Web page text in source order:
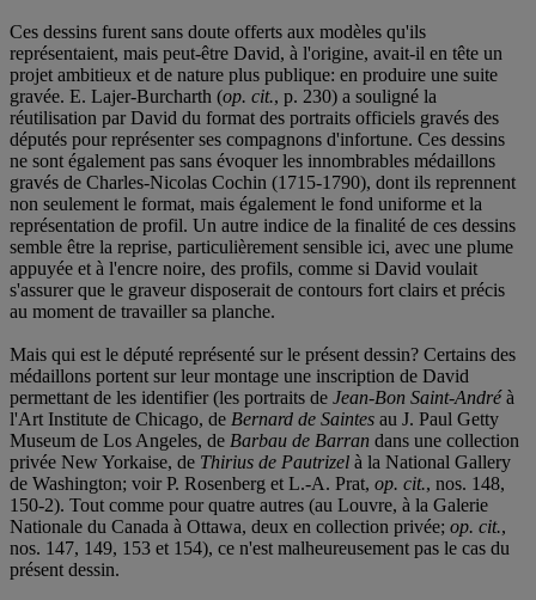
Ces dessins furent sans doute offerts aux modèles qu'ils
représentaient, mais peut-être David, à l'origine, avait-il en tête un
projet ambitieux et de nature plus publique: en produire une suite
gravée. E. Lajer-Burcharth (op. cit., p. 230) a souligné la
réutilisation par David du format des portraits officiels gravés des
députés pour représenter ses compagnons d'infortune. Ces dessins
ne sont également pas sans évoquer les innombrables médaillons
gravés de Charles-Nicolas Cochin (1715-1790), dont ils reprennent
non seulement le format, mais également le fond uniforme et la
représentation de profil. Un autre indice de la finalité de ces dessins
semble être la reprise, particulièrement sensible ici, avec une plume
appuyée et à l'encre noire, des profils, comme si David voulait
s'assurer que le graveur disposerait de contours fort clairs et précis
au moment de travailler sa planche.
Mais qui est le député représenté sur le présent dessin? Certains des
médaillons portent sur leur montage une inscription de David
permettant de les identifier (les portraits de Jean-Bon Saint-Andréà
l'Art Institute de Chicago, de Bernard de Saintes au J. Paul Getty
Museum de Los Angeles, de Barbau de Barran dans une collection
privée New Yorkaise, de Thirius de Pautrizel à la National Gallery
de Washington; voir P. Rosenberg et L.-A. Prat, op. cit., nos. 148,
150-2). Tout comme pour quatre autres (au Louvre, à la Galerie
Nationale du Canada à Ottawa, deux en collection privée; op. cit.,
nos. 147, 149, 153 et 154), ce n'est malheureusement pas le cas du
présent dessin.